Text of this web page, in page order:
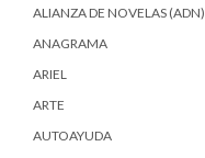
ALIANZA DE NOVELAS (ADN)
ANAGRAMA
ARIEL
ARTE
AUTOAYUDA